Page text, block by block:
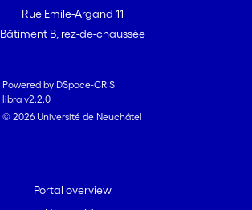
Rue Emile-Argand 11
Bâtiment B, rez-de-chaussée
Powered by DSpace-CRIS
libra v2.2.0
© 2026 Université de Neuchâtel
Portal overview